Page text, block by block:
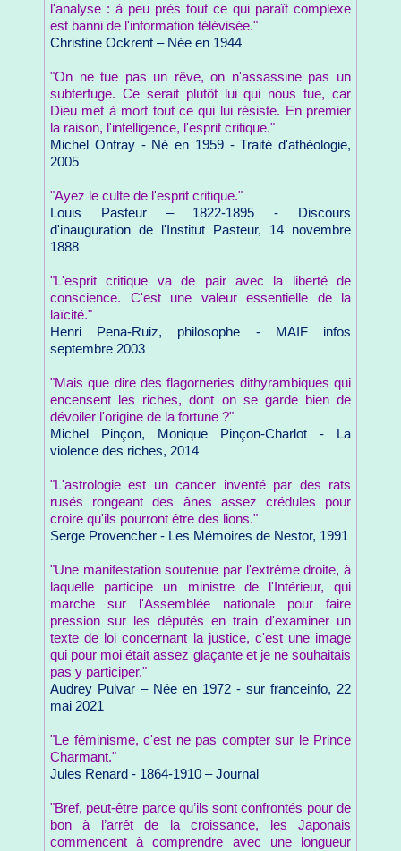
l'analyse : à peu près tout ce qui paraît complexe
est banni de l'information télévisée."
Christine Ockrent – Née en 1944
"On ne tue pas un rêve, on n'assassine pas un
subterfuge. Ce serait plutôt lui qui nous tue, car
Dieu met à mort tout ce qui lui résiste. En premier
la raison, l'intelligence, l'esprit critique."
Michel Onfray - Né en 1959 - Traité d'athéologie,
2005
"Ayez le culte de l'esprit critique."
Louis Pasteur – 1822-1895 - Discours
d'inauguration de l'Institut Pasteur, 14 novembre
1888
"L'esprit critique va de pair avec la liberté de
conscience. C'est une valeur essentielle de la
laïcité."
Henri Pena-Ruiz, philosophe - MAIF infos
septembre 2003
"Mais que dire des flagorneries dithyrambiques qui
encensent les riches, dont on se garde bien de
dévoiler l'origine de la fortune ?"
Michel Pinçon, Monique Pinçon-Charlot - La
violence des riches, 2014
"L'astrologie est un cancer inventé par des rats
rusés rongeant des ânes assez crédules pour
croire qu'ils pourront être des lions."
Serge Provencher - Les Mémoires de Nestor, 1991
"Une manifestation soutenue par l'extrême droite, à
laquelle participe un ministre de l'Intérieur, qui
marche sur l'Assemblée nationale pour faire
pression sur les députés en train d'examiner un
texte de loi concernant la justice, c'est une image
qui pour moi était assez glaçante et je ne souhaitais
pas y participer."
Audrey Pulvar – Née en 1972 - sur franceinfo, 22
mai 2021
"Le féminisme, c'est ne pas compter sur le Prince
Charmant."
Jules Renard - 1864-1910 – Journal
"Bref, peut-être parce qu’ils sont confrontés pour de
bon à l’arrêt de la croissance, les Japonais
commencent à comprendre avec une longueur